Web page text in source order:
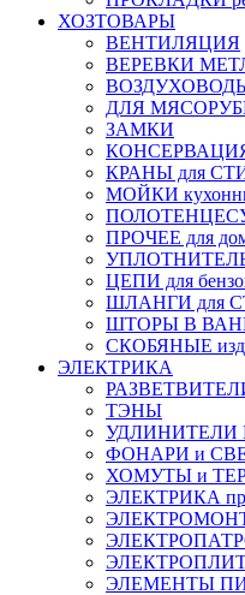
ХОЗТОВАРЫ
ВЕНТИЛЯЦИЯ
ВЕРЕВКИ
ДЛЯ
ЗАМКИ
КРАНЫ для
МОЙКИ
ПРОЧЕЕ для
ЦЕПИ для
ШЛАНГИ для
ШТОРЫ В
СКОБЯНЫЕ
ЭЛЕКТРИКА
ТЭНЫ
УДЛИНИТЕЛИ
ФОНАРИ и
ХОМУТЫ и
ЭЛЕКТРИКА
ЭЛЕМЕНТЫ